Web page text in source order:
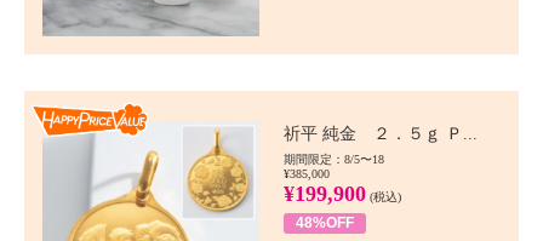
祈平 純金 ２．５ｇ Ｐ...
期間限定：8/5〜18
¥385,000
¥199,900 (税込)
48%OFF